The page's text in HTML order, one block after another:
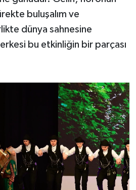
buluşalım ve
dünya sahnesine
bu etkinliğin bir parçası